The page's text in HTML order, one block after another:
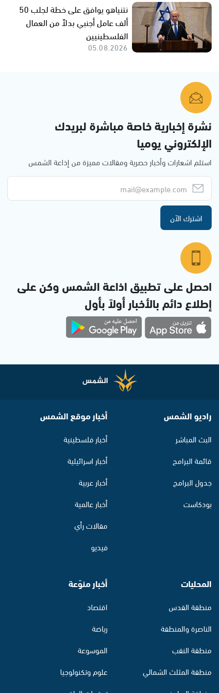
نتنياهو يوافق على خطة لجلب 50
ألف عامل أجنبي بدلاً من العمال
الفلسطينيين
05.08.2026
نشرة إخبارية خاصة مباشرة لبريدك
الإلكتروني يوميا
استلم اشعارات وأخبار حصرية ومقالات مميزة من إذاعة الشمس
اشترك الآن
احصل على تطبيق اذاعة الشمس وكن على
إطلاع دائم بالأخبار أولاً بأول
راديو الشمس
البث المباشر
قائمة البرامج
جدول البرامج
بودكاست
أخبار موقع الشمس
أخبار فلسطينية
أخبار اسرائيلية
أخبار عربية
أخبار عالمية
مقالات رأي
فيديو
المحليات
منطقة القدس
الناصرة والمنطقة
منطقة النقب
منطقة المثلث الشمالي
أخبار منوّعة
اقتصاد
رياضة
الموسوعة
علوم وتكنولوجيا